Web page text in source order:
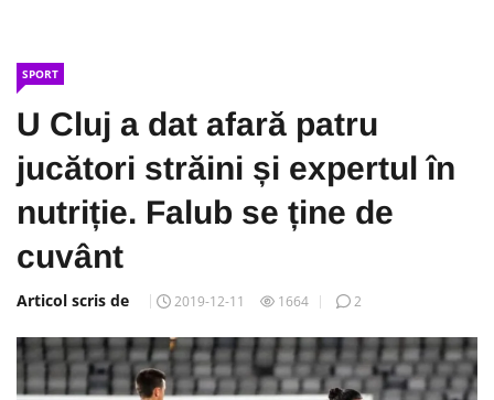
SPORT
U Cluj a dat afară patru
jucători străini și expertul în
nutriție. Falub se ține de
cuvânt
Articol scris de 2019-12-11 1664 2